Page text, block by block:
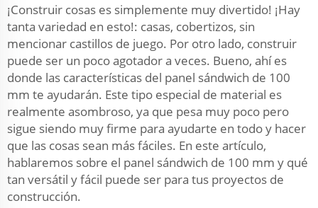
¡Construir cosas es simplemente muy divertido! ¡Hay
tanta variedad en esto!: casas, cobertizos, sin
mencionar castillos de juego. Por otro lado, construir
puede ser un poco agotador a veces. Bueno, ahí es
donde las características del panel sándwich de 100
mm te ayudarán. Este tipo especial de material es
realmente asombroso, ya que pesa muy poco pero
sigue siendo muy firme para ayudarte en todo y hacer
que las cosas sean más fáciles. En este artículo,
hablaremos sobre el panel sándwich de 100 mm y qué
tan versátil y fácil puede ser para tus proyectos de
construcción.